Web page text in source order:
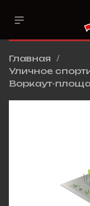
Главная
Уличное
Воркаут-